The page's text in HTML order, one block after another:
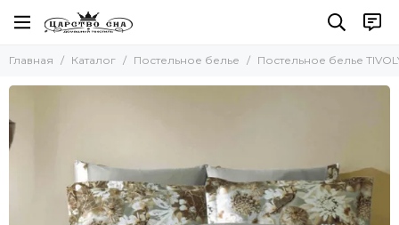
Постельное белье
Простыни без резинки
Простыни на резинке
Простыни махровые
Главная Каталог Постельное белье Постельное белье